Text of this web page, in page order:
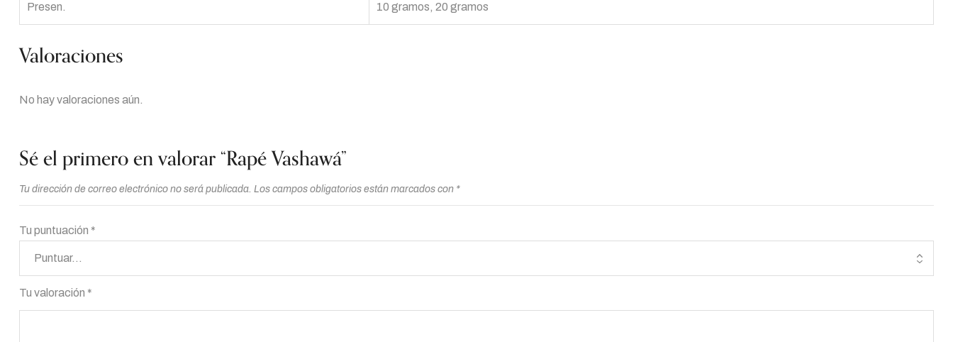
Presen. 10 gramos, 20 gramos
Valoraciones
No hay valoraciones aún.
Sé el primero en valorar “Rapé Vashawá”
Tu dirección de correo electrónico no será publicada. Los campos obligatorios están marcados con *
Tu puntuación *
Tu valoración *